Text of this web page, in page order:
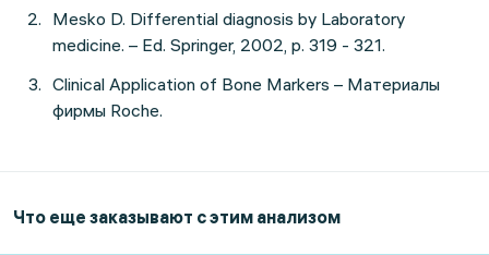
Mesko D. Differential diagnosis by Laboratory
medicine. – Ed. Springer, 2002, p. 319 - 321.
Clinical Application of Bone Markers – Материалы
фирмы Roche.
Что еще заказывают с этим анализом